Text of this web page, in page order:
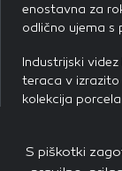
Delite
enostavna za
odlično ujema s
Industrijski
teraca v izrazito
kolekcija
ki ga dajejo
teras.
sive barve v
S piškotki